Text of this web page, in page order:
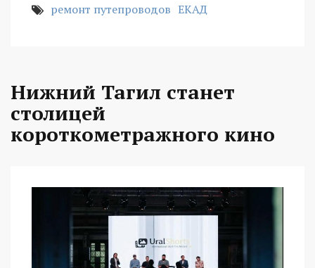
ремонт путепроводов ЕКАД
Нижний Тагил станет
столицей
короткометражного кино